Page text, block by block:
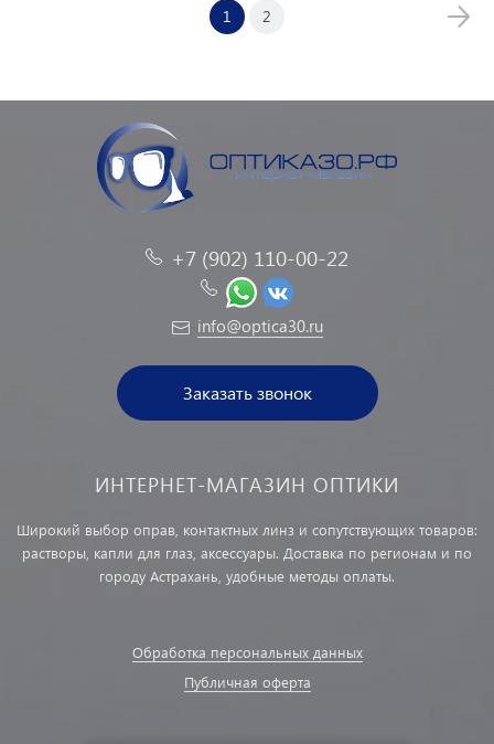
1 2
+7 (902) 110-00-22
info@optica30.ru
Заказать звонок
ИНТЕРНЕТ-МАГАЗИН ОПТИКИ
Широкий выбор оправ, контактных линз и сопутствующих товаров:
растворы, капли для глаз, аксессуары. Доставка по регионам и по
городу Астрахань, удобные методы оплаты.
Обработка персональных данных
Публичная оферта